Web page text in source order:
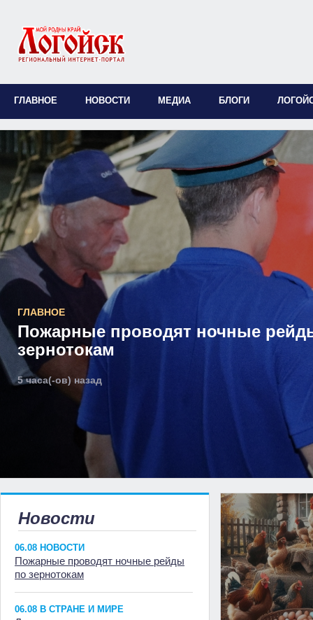
ГЛАВНОЕ НОВОСТИ МЕДИА БЛОГИ
ГЛАВНОЕ
Пожарные проводят ночные
зернотокам
5 часа(-ов) назад
Новости
06.08 НОВОСТИ
Пожарные проводят ночные рейды
по зернотокам
06.08 В СТРАНЕ И МИРЕ